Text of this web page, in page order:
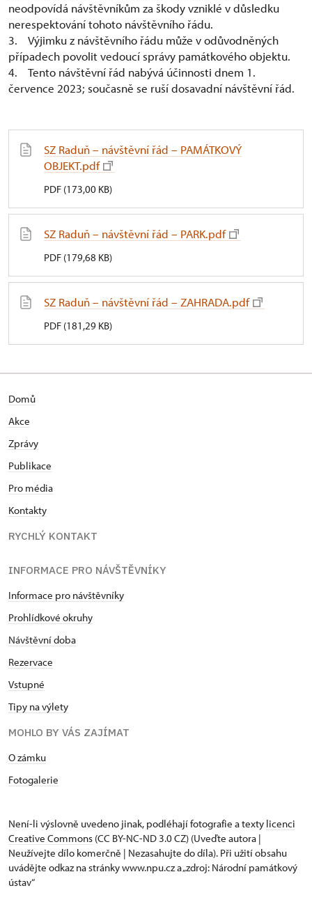
neodpovídá návštěvníkům za škody vzniklé v důsledku
nerespektování tohoto návštěvního řádu.
3. Výjimku z návštěvního řádu může v odůvodněných
případech povolit vedoucí správy památkového objektu.
4. Tento návštěvní řád nabývá účinnosti dnem 1.
července 2023; současně se ruší dosavadní návštěvní řád.
SZ Raduň – návštěvní řád – PAMÁTKOVÝ
OBJEKT.pdf
PDF (173,00 KB)
SZ Raduň – návštěvní řád – PARK.pdf
PDF (179,68 KB)
SZ Raduň – návštěvní řád – ZAHRADA.pdf
PDF (181,29 KB)
Domů
Akce
Zprávy
Publikace
Pro média
Kontakty
RYCHLÝ KONTAKT
INFORMACE PRO NÁVŠTĚVNÍKY
Informace pro návštěvníky
Prohlídkové okruhy
Návštěvní doba
Rezervace
Vstupné
Tipy na výlety
MOHLO BY VÁS ZAJÍMAT
O zámku
Fotogalerie
Není-li výslovně uvedeno jinak, podléhají fotografie a texty licenci
Creative Commons (CC BY-NC-ND 3.0 CZ) (Uveďte autora |
Neužívejte dílo komerčně | Nezasahujte do díla). Při užití obsahu
uvádějte odkaz na stránky www.npu.cz a „zdroj: Národní památkový
ústav“